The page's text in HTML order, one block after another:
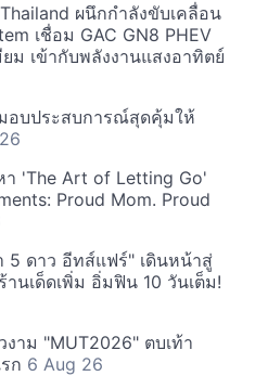
ผนึกกำลังขับเคลื่อน
เชื่อม GAC GN8 PHEV
ม เข้ากับพลังงานแสงอาทิตย์
อบประสบการณ์สุดคุ้มให้
'The Art of Letting Go'
Proud Mom. Proud
ดาว อีทส์แฟร์" เดินหน้าสู่
นเด็ดเพิ่ม อิ่มฟิน 10 วันเต็ม!
งาม "MUT2026" ตบเท้า
ก 6 Aug 26